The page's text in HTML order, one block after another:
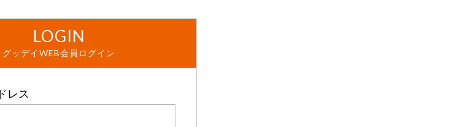
LOGIN
グッデイWEB会員ログイン
レス